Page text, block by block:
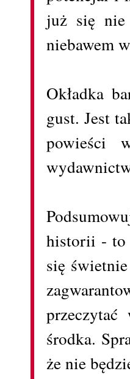
już się nie
niebawem
Okładka
gust. Jest
powieści
historii - to
się
środka.
że nie